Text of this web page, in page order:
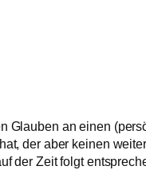
Glauben an einen
der aber keinen
der Zeit folgt